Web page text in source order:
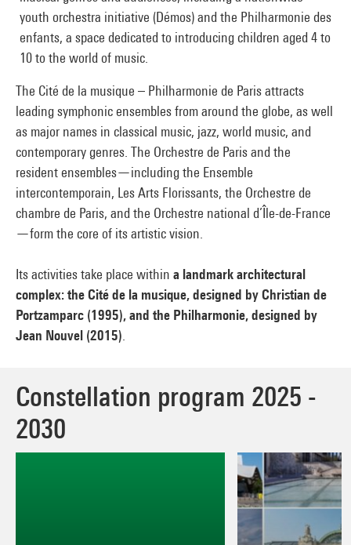
youth orchestra initiative (Démos) and the Philharmonie des
enfants, a space dedicated to introducing children aged 4 to
10 to the world of music.
The Cité de la musique – Philharmonie de Paris attracts
leading symphonic ensembles from around the globe, as well
as major names in classical music, jazz, world music, and
contemporary genres. The Orchestre de Paris and the
resident ensembles—including the Ensemble
intercontemporain, Les Arts Florissants, the Orchestre de
chambre de Paris, and the Orchestre national d’Île-de-France
—form the core of its artistic vision.
Its activities take place within a landmark architectural
complex: the Cité de la musique, designed by Christian de
Portzamparc (1995), and the Philharmonie, designed by
Jean Nouvel (2015)
Constellation program 2025 -
2030